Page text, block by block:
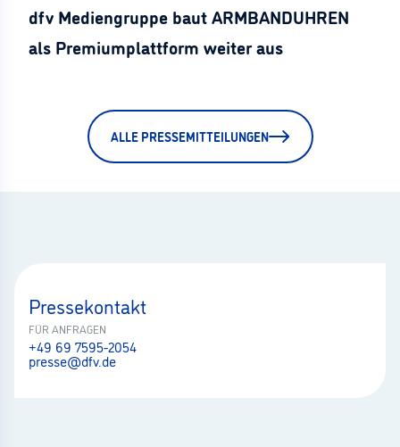
dfv Mediengruppe baut ARMBANDUHREN
als Premiumplattform weiter aus
ALLE PRESSEMITTEILUNGEN
Pressekontakt
FÜR ANFRAGEN
+49 69 7595-2054
presse@dfv.de